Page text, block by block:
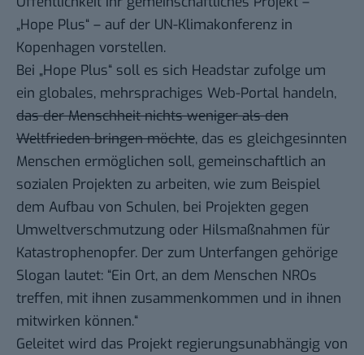
„Hope Plus“ – auf der UN-Klimakonferenz in
Kopenhagen vorstellen.
Bei „Hope Plus“ soll es sich Headstar zufolge um
ein globales, mehrsprachiges Web-Portal handeln,
das der Menschheit nichts weniger als den
Weltfrieden bringen möchte, das es gleichgesinnten
Menschen ermöglichen soll, gemeinschaftlich an
sozialen Projekten zu arbeiten, wie zum Beispiel
dem Aufbau von Schulen, bei Projekten gegen
Umweltverschmutzung oder Hilsmaßnahmen für
Katastrophenopfer. Der zum Unterfangen gehörige
Slogan lautet: “Ein Ort, an dem Menschen NROs
treffen, mit ihnen zusammenkommen und in ihnen
mitwirken können.“
Geleitet wird das Projekt regierungsunabhängig von